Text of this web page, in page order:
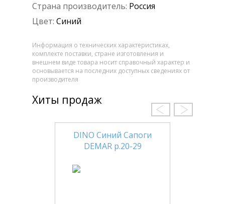
Страна производитель: Россия
Цвет: Синий
Информация о технических характеристиках,
комплекте поставки, стране изготовления и
внешнем виде товара носит справочный характер и
основывается на последних доступных сведениях от
производителя
Хиты продаж
DINO Синий Сапоги
DEMAR р.20-29